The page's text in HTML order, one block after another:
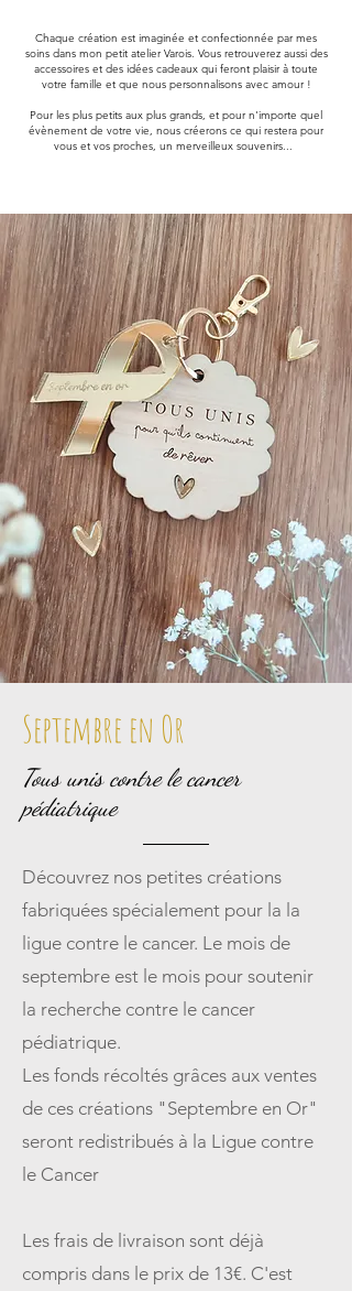
Chaque création est imaginée et confectionnée par mes
soins dans mon petit atelier Varois. Vous retrouverez aussi des
accessoires et des idées cadeaux qui feront plaisir à toute
votre famille et que nous personnalisons avec amour !
Pour les plus petits aux plus grands, et pour n'importe quel
évènement de votre vie, nous créerons ce qui restera pour
vous et vos proches, un merveilleux souvenirs...
Septembre en Or
Tous unis contre le cancer
pédiatrique
Découvrez nos petites créations
fabriquées spécialement pour la la
ligue contre le cancer. Le mois de
septembre est le mois pour soutenir
la recherche contre le cancer
pédiatrique.
Les fonds récoltés grâces aux ventes
de ces créations "Septembre en Or"
seront redistribués à la Ligue contre
le Cancer
Les frais de livraison sont déjà
compris dans le prix de 13€. C'est